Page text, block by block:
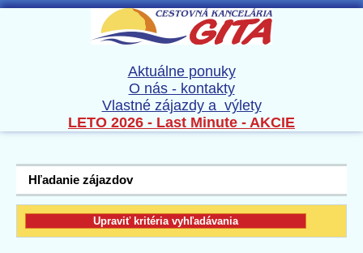
Aktuálne ponuky
O nás - kontakty
Vlastné zájazdy a výlety
LETO 2026 - Last Minute - AKCIE
Hľadanie zájazdov